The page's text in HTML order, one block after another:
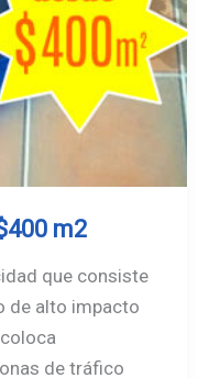
m2
que consiste
de alto impacto
de tráfico